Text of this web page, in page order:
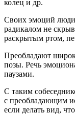
колец и др.
Своих эмоций
радикалом не
раскрытым ртом,
Преобладают
позы. Речь
паузами.
С таким
с преобладающим
если делать вид,